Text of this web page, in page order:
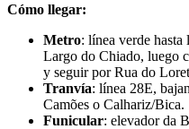
Cómo llegar:
Metro: línea verde
Largo do Chiado, luego
y seguir por Rua do
Tranvía: línea 28E,
Camões o Calhariz/Bica.
Funicular: elevador da